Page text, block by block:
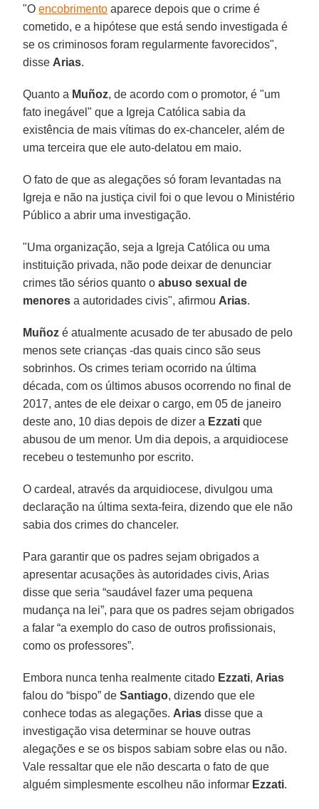
"Oencobrimento aparece depois que o crime é
cometido, e a hipótese que está sendo investigada é
se os criminosos foram regularmente favorecidos",
disseArias.
Quanto a Muñoz, de acordo com o promotor, é "um
fato inegável" que a Igreja Católica sabia da
existência de mais vítimas do ex-chanceler, além de
uma terceira que ele auto-delatou em maio.
O fato de que as alegações só foram levantadas na
Igreja e não na justiça civil foi o que levou o Ministério
Público a abrir uma investigação.
"Uma organização, seja a Igreja Católica ou uma
instituição privada, não pode deixar de denunciar
crimes tão sérios quanto oabuso sexual de
menores a autoridades civis", afirmouArias.
Muñoz é atualmente acusado de ter abusado de pelo
menos sete crianças -das quais cinco são seus
sobrinhos. Os crimes teriam ocorrido na última
década, com os últimos abusos ocorrendo no final de
2017, antes de ele deixar o cargo, em 05 de janeiro
deste ano, 10 dias depois de dizer a Ezzati que
abusou de um menor. Um dia depois, a arquidiocese
recebeu o testemunho por escrito.
O cardeal, através da arquidiocese, divulgou uma
declaração na última sexta-feira, dizendo que ele não
sabia dos crimes do chanceler.
Para garantir que os padres sejam obrigados a
apresentar acusações às autoridades civis, Arias
disse que seria “saudável fazer uma pequena
mudança na lei”, para que os padres sejam obrigados
a falar “a exemplo do caso de outros profissionais,
como os professores”.
Embora nunca tenha realmente citado Ezzati,Arias
falou do “bispo” deSantiago, dizendo que ele
conhece todas as alegações.Arias disse que a
investigação visa determinar se houve outras
alegações e se os bispos sabiam sobre elas ou não.
Vale ressaltar que ele não descarta o fato de que
alguém simplesmente escolheu não informar Ezzati.